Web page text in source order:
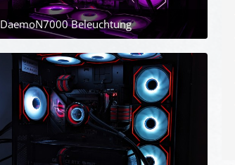
DaemoN7000 Beleuchtung
25. April 2024 um 21:08